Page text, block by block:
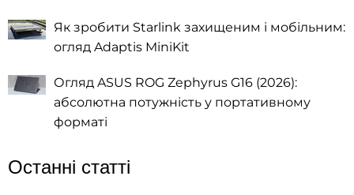
Як зробити Starlink захищеним і мобільним:
огляд Adaptis MiniKit
Огляд ASUS ROG Zephyrus G16 (2026):
абсолютна потужність у портативному
форматі
Останні статті